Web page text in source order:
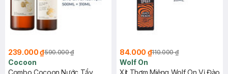
239.000 ₫590.000 ₫
Cocoon
Combo Cocoon Nước Tẩy
84.000 ₫110.000 ₫
Wolf On
Xịt Thơm Miệng Wolf On Vị Đào